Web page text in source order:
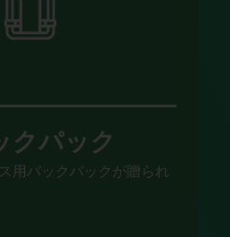
クパック
用バックパックが贈られ